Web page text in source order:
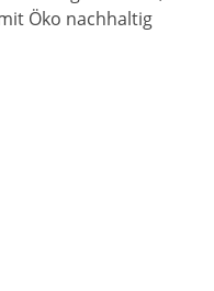
Öko nachhaltig